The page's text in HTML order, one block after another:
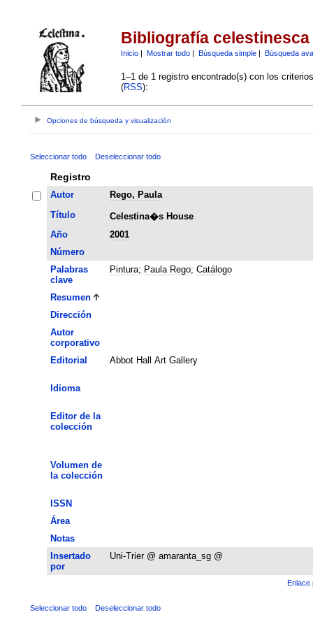
Bibliografía celestinesca
Inicio| Mostrar todo| Búsqueda simple| Búsqueda
1–1 de 1 registro encontrado(s) con los
(RSS):
Opciones de búsqueda y visualización
Seleccionar todo Deseleccionar todo
Registro
Autor
Rego, Paula
Título
Celestina�s House
Año
2001
Número
Palabras
clave
Pintura; Paula Rego; Catálogo
Resumen
Dirección
Autor
corporativo
Editorial
Abbot Hall Art Gallery
Idioma
Editor de la
colección
Volumen de
la colección
ISSN
Área
Notas
Insertado
por
Uni-Trier @ amaranta_sg @
Enlace
Seleccionar todo Deseleccionar todo